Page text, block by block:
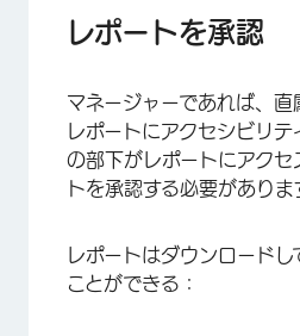
レポートを承認
マネージャーであれば、直
レポートにアクセシビリ
の部下がレポートにアクセ
トを承認する必要がありま
レポートはダウンロード
ことができる：